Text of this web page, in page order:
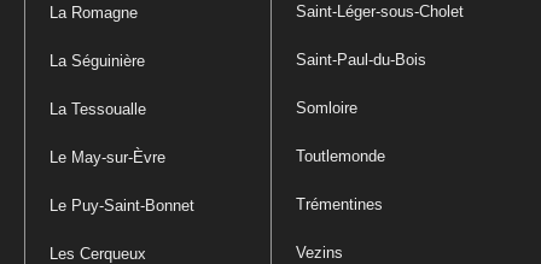
La Romagne
La Séguinière
La Tessoualle
Le May-sur-Èvre
Le Puy-Saint-Bonnet
Les Cerqueux
Saint-Léger-sous-Cholet
Saint-Paul-du-Bois
Somloire
Toutlemonde
Trémentines
Vezins